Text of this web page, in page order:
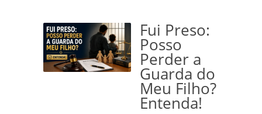
Fui Preso:
Posso
Perder a
Guarda do
Meu Filho?
Entenda!